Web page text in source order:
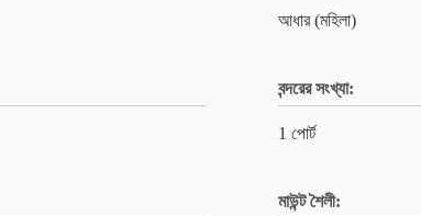
আধার (মহিলা)
বন্দরের সংখ্যা:
1 পোর্ট
মাউন্ট শৈলী: